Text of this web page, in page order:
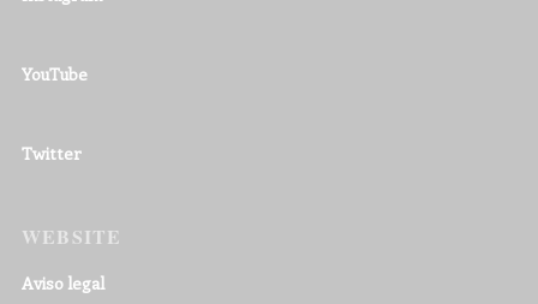
YouTube
Twitter
WEBSITE
Aviso legal